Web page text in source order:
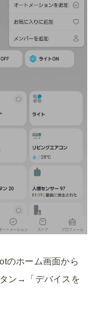
のホーム画面から
ン→「デバイスを